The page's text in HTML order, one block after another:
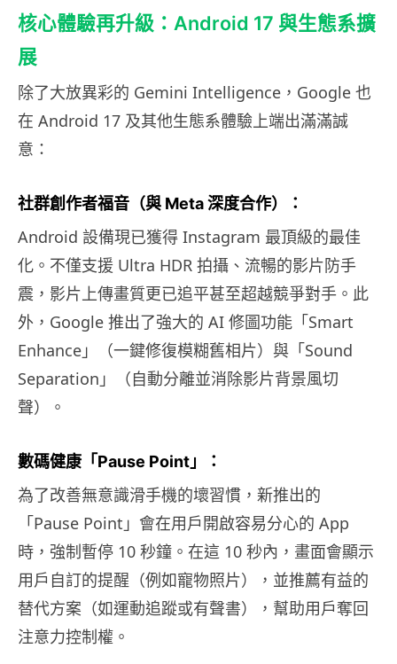
核心體驗再升級：Android 17 與生態系擴
展
除了大放異彩的 Gemini Intelligence，Google 也
在 Android 17 及其他生態系體驗上端出滿滿誠
意：
社群創作者福音（與 Meta 深度合作）：
Android 設備現已獲得 Instagram 最頂級的最佳
化。不僅支援 Ultra HDR 拍攝、流暢的影片防手
震，影片上傳畫質更已追平甚至超越競爭對手。此
外，Google 推出了強大的 AI 修圖功能「Smart
Enhance」（一鍵修復模糊舊相片）與「Sound
Separation」（自動分離並消除影片背景風切
聲）。
數碼健康「Pause Point」：
為了改善無意識滑手機的壞習慣，新推出的
「Pause Point」會在用戶開啟容易分心的 App
時，強制暫停 10 秒鐘。在這 10 秒內，畫面會顯示
用戶自訂的提醒（例如寵物照片），並推薦有益的
替代方案（如運動追蹤或有聲書），幫助用戶奪回
注意力控制權。